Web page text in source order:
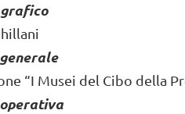
“I Musei del Cibo della